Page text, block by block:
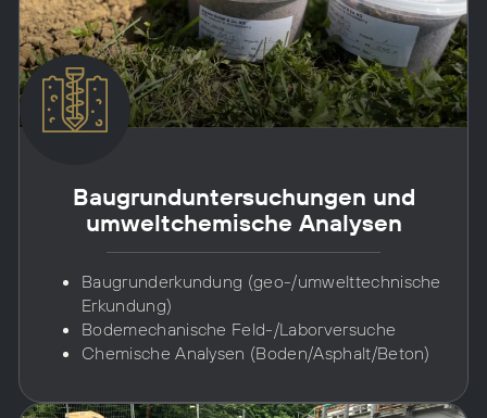
Baugrund­unter­suchungen und
umwelt­chemische Analysen
Baugrunderkundung (geo-/umwelttechnische
Erkundung)
Bodemechanische Feld-/Laborversuche
Chemische Analysen (Boden/Asphalt/Beton)